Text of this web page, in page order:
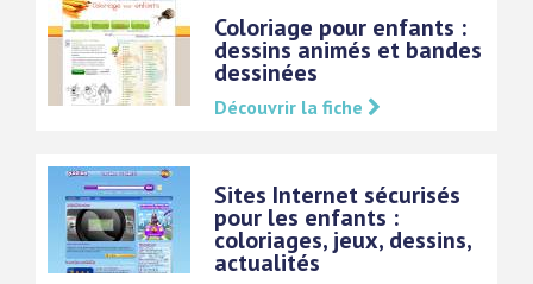
Coloriage pour enfants :
dessins animés et bandes
dessinées
Découvrir la fiche
Sites Internet sécurisés
pour les enfants :
coloriages, jeux, dessins,
actualités